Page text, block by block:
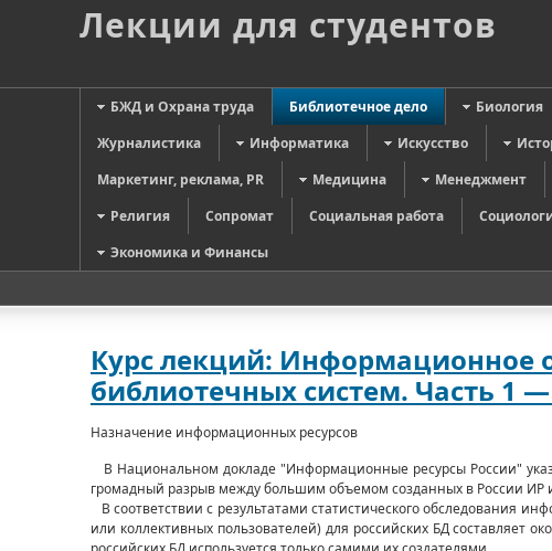
Лекции для студентов
БЖД и Охрана труда Библиотечное дело Биология
Журналистика
Информатика Искусство
Маркетинг, реклама, PR
Медицина Менеджмент
Религия
Сопромат Социальная работа
Экономика и Финансы
Курс лекций: Информационное
библиотечных систем. Часть 1
Назначение информационных ресурсов
В Национальном докладе "Информационные ресурсы России"
громадный разрыв между большим объемом созданных в России ИР
В соответствии с результатами статистического обследования
или коллективных пользователей) для российских БД составляет